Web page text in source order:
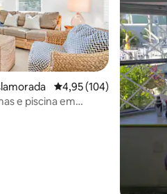
4,95 de uma avaliação
4,95 (104)
e piscina em